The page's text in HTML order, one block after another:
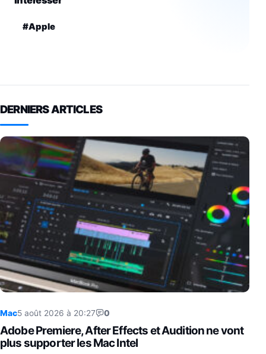
#Apple
DERNIERS ARTICLES
Mac5 août 2026 à 20:27 0
Adobe Premiere, After Effects et Audition ne vont
plus supporter les Mac Intel